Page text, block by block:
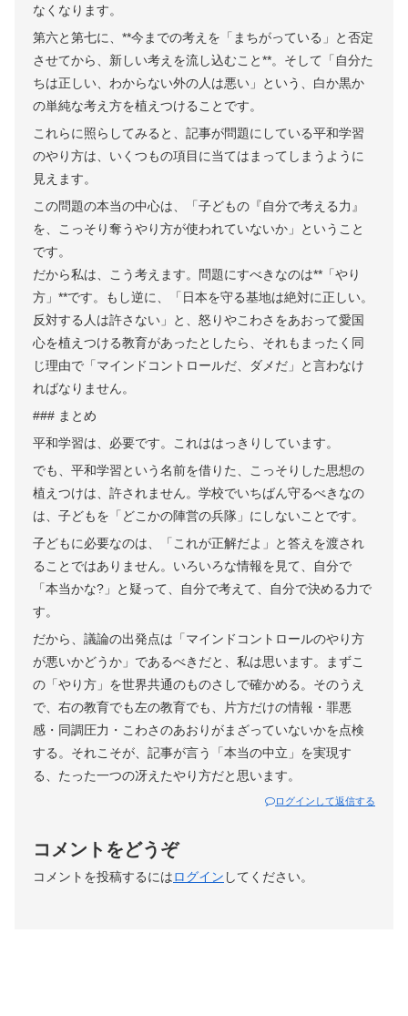
なくなります。
第六と第七に、**今までの考えを「まちがっている」と否定
させてから、新しい考えを流し込むこと**。そして「自分た
ちは正しい、わからない外の人は悪い」という、白か黒か
の単純な考え方を植えつけることです。
これらに照らしてみると、記事が問題にしている平和学習
のやり方は、いくつもの項目に当てはまってしまうように
見えます。
この問題の本当の中心は、「子どもの『自分で考える力』
を、こっそり奪うやり方が使われていないか」ということ
です。
だから私は、こう考えます。問題にすべきなのは**「やり
方」**です。もし逆に、「日本を守る基地は絶対に正しい。
反対する人は許さない」と、怒りやこわさをあおって愛国
心を植えつける教育があったとしたら、それもまったく同
じ理由で「マインドコントロールだ、ダメだ」と言わなけ
ればなりません。
### まとめ
平和学習は、必要です。これははっきりしています。
でも、平和学習という名前を借りた、こっそりした思想の
植えつけは、許されません。学校でいちばん守るべきなの
は、子どもを「どこかの陣営の兵隊」にしないことです。
子どもに必要なのは、「これが正解だよ」と答えを渡され
ることではありません。いろいろな情報を見て、自分で
「本当かな?」と疑って、自分で考えて、自分で決める力で
す。
だから、議論の出発点は「マインドコントロールのやり方
が悪いかどうか」であるべきだと、私は思います。まずこ
の「やり方」を世界共通のものさしで確かめる。そのうえ
で、右の教育でも左の教育でも、片方だけの情報・罪悪
感・同調圧力・こわさのあおりがまざっていないかを点検
する。それこそが、記事が言う「本当の中立」を実現す
る、たった一つの冴えたやり方だと思います。
ログインして返信する
コメントをどうぞ
コメントを投稿するにはログイン してください。